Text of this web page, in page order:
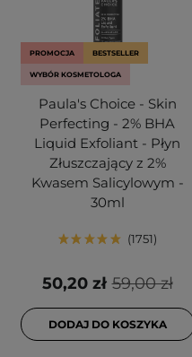
PROMOCJA BESTSELLER
WYBÓR KOSMETOLOGA
Paula's Choice - Skin
Perfecting - 2% BHA
Liquid Exfoliant - Płyn
Złuszczający z 2%
Kwasem Salicylowym -
30ml
1751
59,00 zł
50,20 zł
DODAJ DO KOSZYKA